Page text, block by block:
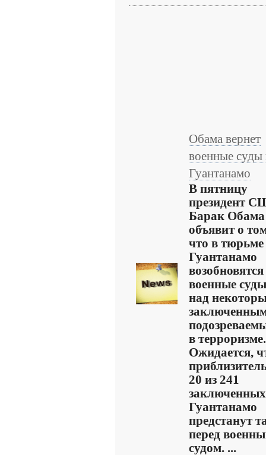
Обама вернет
военные суды
Гуантанамо
В пятницу
президент
Барак Обама
объявит о
что в тюрьме
Гуантанамо
возобновятся
военные суды
над
в терроризме.
Ожидается,
20 из 241
заключенных
Гуантанамо
предстанут
перед
судом. ...